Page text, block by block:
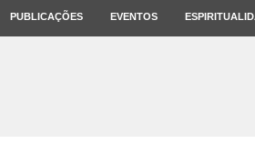
PUBLICAÇÕES EVENTOS